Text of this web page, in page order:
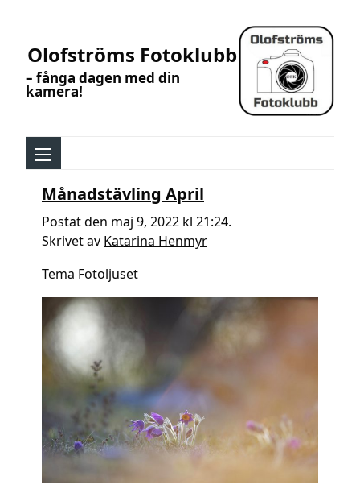
Olofströms Fotoklubb
– fånga dagen med din
kamera!
Månadstävling April
Postat den maj 9, 2022 kl 21:24.
Skrivet av Katarina Henmyr
Tema Fotoljuset